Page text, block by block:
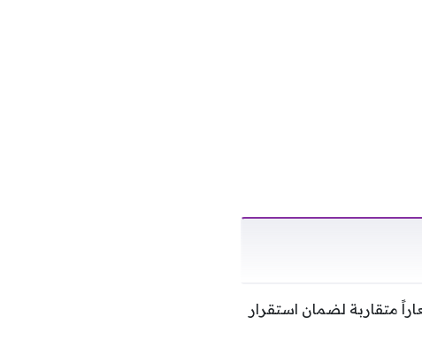
متقاربة لضمان استقرار